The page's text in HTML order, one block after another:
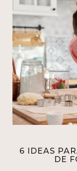
6 IDEAS
DE